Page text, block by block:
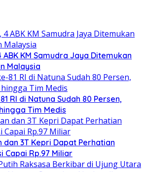
ABK KM Samudra Jaya Ditemukan
Malaysia
RI di Natuna Sudah 80 Persen,
Tim Medis
dan 3T Kepri Dapat Perhatian
Capai Rp.97 Miliar